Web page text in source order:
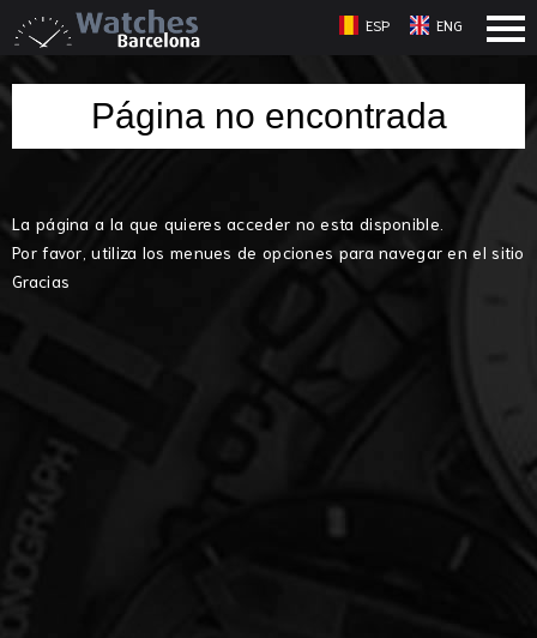
ESP ENG
Página no encontrada
La página a la que quieres acceder no esta disponible.
Por favor, utiliza los menues de opciones para navegar en el sitio
Gracias